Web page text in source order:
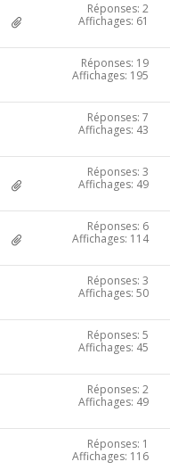
Réponses: 2
Affichages: 61
Réponses: 19
Affichages: 195
Réponses: 7
Affichages: 43
Réponses: 3
Affichages: 49
Réponses: 6
Affichages: 114
Réponses: 3
Affichages: 50
Réponses: 5
Affichages: 45
Réponses: 2
Affichages: 49
Réponses: 1
Affichages: 116